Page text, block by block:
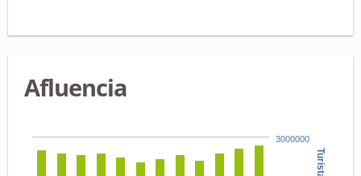
Afluencia
Turistas
3000000